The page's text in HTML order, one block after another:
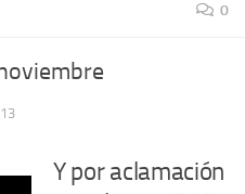
0
Y por aclamación